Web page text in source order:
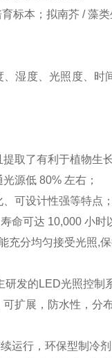
标本；拟南芥 / 藻
湿度、光照度、
取了有利于植物生
源低 80% 左右；
可设计性强等特点；
命可达 10,000 小时
充分均匀接受光照,
发的LED光照控制
扩展，防水性，分
运行，环保型制冷